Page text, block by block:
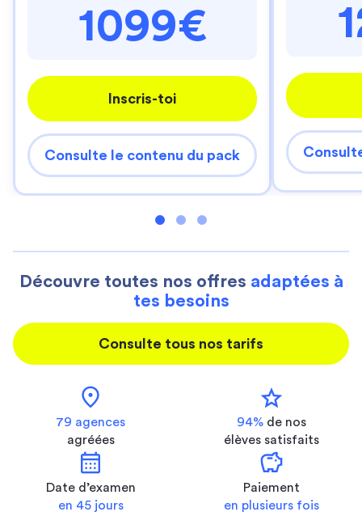
1099€
Inscris-toi
Consulte le contenu du pack
Découvre toutes nos offres adaptées à
tes besoins
Consulte tous nos tarifs
location_on
79 agences
agréées
star
94% de nos
élèves satisfaits
calendar_month
Date d’examen
en 45 jours
savings
Paiement
en plusieurs fois